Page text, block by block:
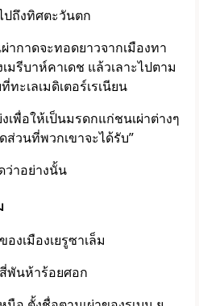
ถึงทิศตะวันตก
ากาดจะทอดยาวจากเมืองทา
รีบาห์คาเดช แล้วเลาะไปตาม
ะเลเมดิเตอร์เรเนียน
พื่อให้เป็นมรดกแก่ชนเผ่าต่างๆ
วนที่พวกเขาจะได้รับ”
ว่าอย่างนั้น
งเมืองเยรูซาเล็ม
พันห้าร้อยศอก